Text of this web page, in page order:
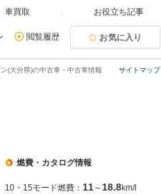
車買取 お役立ち記事
閲覧履歴 お気に入り
サイトマップ
(大分県)の中古車・中古車情報
燃費・カタログ情報
10・15モード燃費： 11～ 18.8km/l